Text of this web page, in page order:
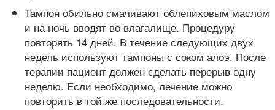
Тампон обильно смачивают облепиховым маслом
и на ночь вводят во влагалище. Процедуру
повторять 14 дней. В течение следующих двух
недель используют тампоны с соком алоэ. После
терапии пациент должен сделать перерыв одну
неделю. Если необходимо, лечение можно
повторить в той же последовательности.